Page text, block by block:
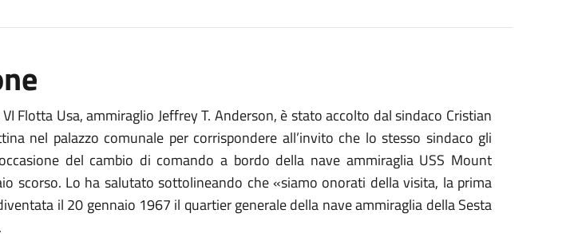
Flotta Usa, ammiraglio Jeffrey T. Anderson, è stato accolto dal sindaco Cristian
nel palazzo comunale per corrispondere all’invito che lo stesso sindaco gli
del cambio di comando a bordo della nave ammiraglia USS Mount
scorso. Lo ha salutato sottolineando che «siamo onorati della visita, la prima
il 20 gennaio 1967 il quartier generale della nave ammiraglia della Sesta